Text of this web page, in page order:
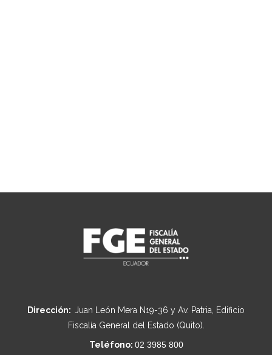
Dirección: Juan León Mera N19-36 y Av. Patria, Edificio
Fiscalía General del Estado (Quito).
Teléfono: 02 3985 800